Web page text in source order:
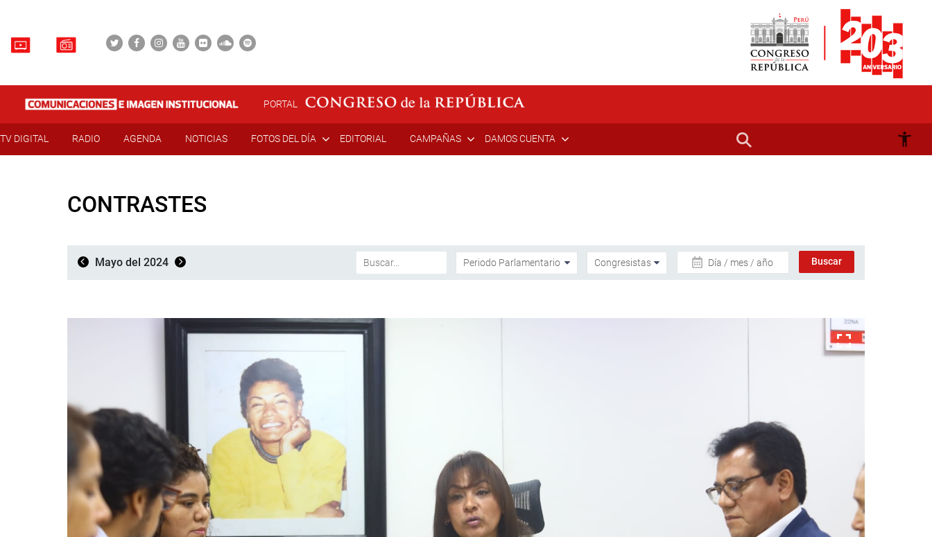
PORTAL
TV DIGITAL RADIO AGENDA NOTICIAS FOTOS DEL DÍA EDITORIAL CAMPAÑAS DAMOS CUENTA
CONTRASTES
Mayo del 2024 Día / mes / año